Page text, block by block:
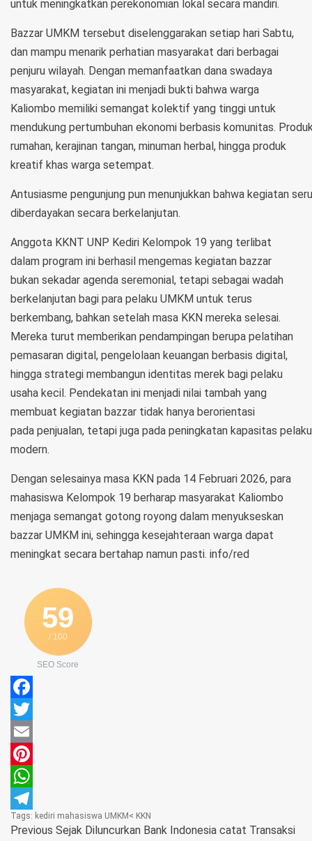
untuk meningkatkan perekonomian lokal secara mandiri.
Bazzar UMKM tersebut diselenggarakan setiap hari Sabtu,
dan mampu menarik perhatian masyarakat dari berbagai
penjuru wilayah. Dengan memanfaatkan dana swadaya
masyarakat, kegiatan ini menjadi bukti bahwa warga
Kaliombo memiliki semangat kolektif yang tinggi untuk
mendukung pertumbuhan ekonomi berbasis komunitas.
rumahan, kerajinan tangan, minuman herbal, hingga produk
kreatif khas warga setempat.
Antusiasme pengunjung pun menunjukkan bahwa kegiatan
diberdayakan secara berkelanjutan.
Anggota KKNT UNP Kediri Kelompok 19 yang terlibat
dalam program ini berhasil mengemas kegiatan bazzar
bukan sekadar agenda seremonial, tetapi sebagai wadah
berkelanjutan bagi para pelaku UMKM untuk terus
berkembang, bahkan setelah masa KKN mereka selesai.
Mereka turut memberikan pendampingan berupa pelatihan
pemasaran digital, pengelolaan keuangan berbasis digital,
hingga strategi membangun identitas merek bagi pelaku
usaha kecil. Pendekatan ini menjadi nilai tambah yang
membuat kegiatan bazzar tidak hanya berorientasi
pada penjualan, tetapi juga pada peningkatan kapasitas
modern.
Dengan selesainya masa KKN pada 14 Februari 2026, para
mahasiswa Kelompok 19 berharap masyarakat Kaliombo
menjaga semangat gotong royong dalam menyukseskan
bazzar UMKM ini, sehingga kesejahteraan warga dapat
meningkat secara bertahap namun pasti. info/red
59
/ 100
SEO Score
Facebook
Twitter
Email
Pinterest
WhatsApp
Telegram
Tags: kediri mahasiswa UMKM< KKN
Previous Sejak Diluncurkan Bank Indonesia catat Transaksi